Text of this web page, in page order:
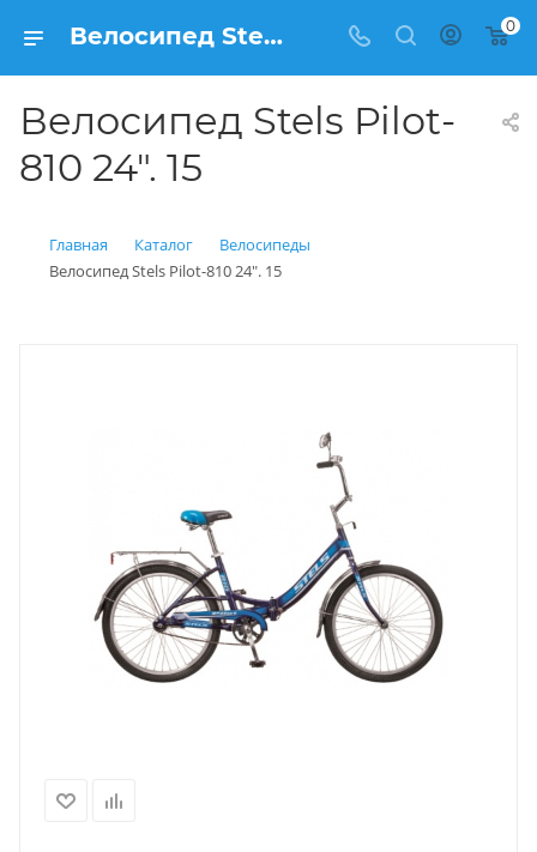
Велосипед Stels Pilot-810 24". 15 купить: цена 13 980 рублей в Балашихе | Интернет магазин Вело150 0
Велосипед Stels Pilot-
810 24". 15
Главная Каталог
Велосипеды
Велосипед Stels Pilot-810 24". 15